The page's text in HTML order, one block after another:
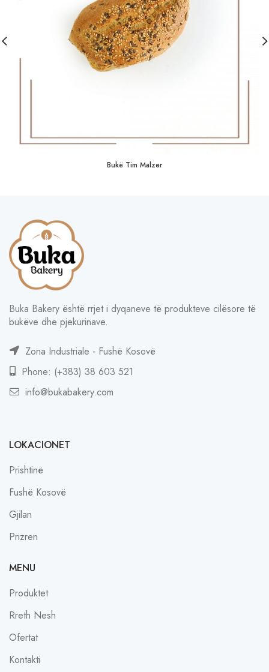
Bukë Tim Malzer
Buka Bakery është rrjet i dyqaneve të produkteve cilësore të
bukëve dhe pjekurinave.
Zona Industriale - Fushë Kosovë
Phone: (+383) 38 603 521
info@bukabakery.com
LOKACIONET
Prishtinë
Fushë Kosovë
Gjilan
Prizren
MENU
Produktet
Rreth Nesh
Ofertat
Kontakti